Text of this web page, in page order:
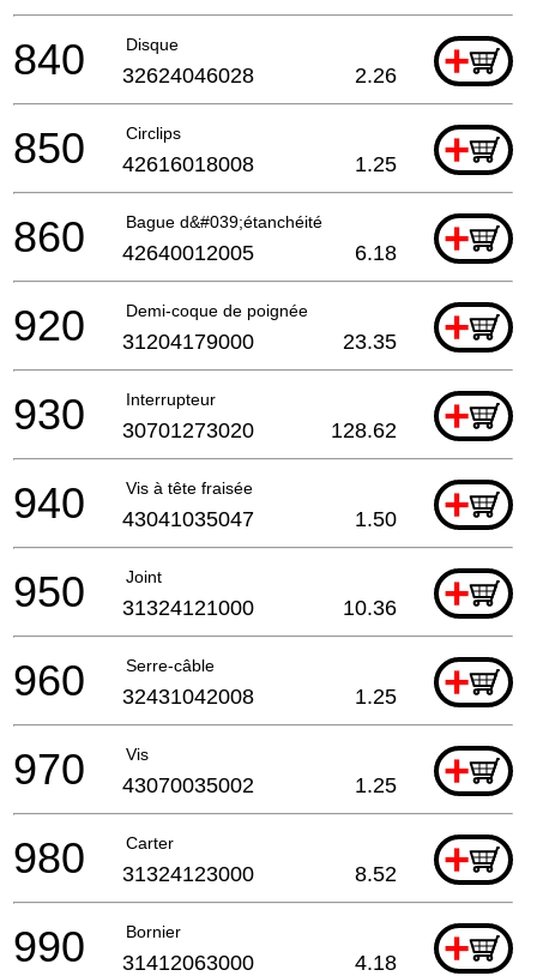
Disque +
840 32624046028 2.26
Circlips +
850 42616018008 1.25
Bague d&#039;étanchéité +
860 42640012005 6.18
Demi-coque de poignée +
920 31204179000 23.35
Interrupteur +
930 30701273020 128.62
Vis à tête fraisée +
940 43041035047 1.50
Joint +
950 31324121000 10.36
Serre-câble +
960 32431042008 1.25
Vis +
970 43070035002 1.25
Carter +
980 31324123000 8.52
Bornier +
990 31412063000 4.18